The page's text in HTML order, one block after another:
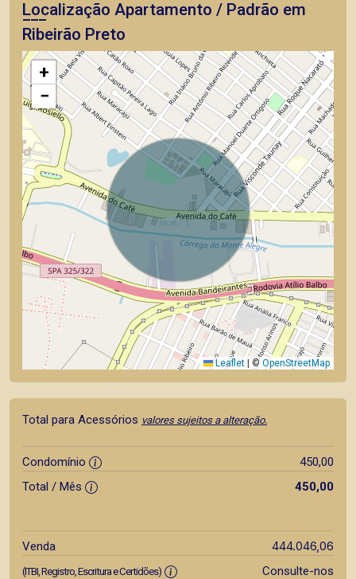
Localização Apartamento / Padrão em
Ribeirão Preto
+
−
Leaflet © OpenStreetMap
Total para Acessórios valores sujeitos a alteração.
Condomínio
450,00
Total / Mês
450,00
Venda 444.046,06
(ITBI, Registro, Escritura e Certidões)
Consulte-nos